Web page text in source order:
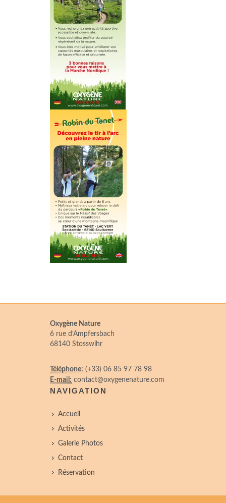
Oxygène Nature
6 rue d’Ampfersbach
68140 Stosswihr
Téléphone: (+33) 06 85 97 78 98
E-mail: contact@oxygenenature.com
NAVIGATION
Accueil
Activités
Galerie Photos
Contact
Réservation